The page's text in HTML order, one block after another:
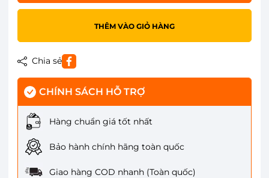
THÊM VÀO GIỎ HÀNG
Chia sẻ
CHÍNH SÁCH HỖ TRỢ
Hàng chuẩn giá tốt nhất
Bảo hành chính hãng toàn quốc
Giao hàng COD nhanh (Toàn quốc)